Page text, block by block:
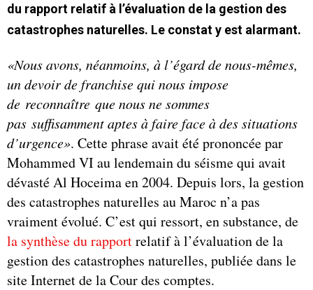
du rapport relatif à l’évaluation de la gestion des
catastrophes naturelles. Le constat y est alarmant.
«Nous avons, néanmoins, à l’égard de nous-mêmes,
un devoir de franchise qui nous impose
de reconnaître que nous ne sommes
pas suffisamment aptes à faire face à des situations
d’urgence». Cette phrase avait été prononcée par
Mohammed VI au lendemain du séisme qui avait
dévasté Al Hoceima en 2004. Depuis lors, la gestion
des catastrophes naturelles au Maroc n’a pas
vraiment évolué. C’est qui ressort, en substance, de
la synthèse du rapportrelatif à l’évaluation de la
gestion des catastrophes naturelles, publiée dans le
site Internet de la Cour des comptes.